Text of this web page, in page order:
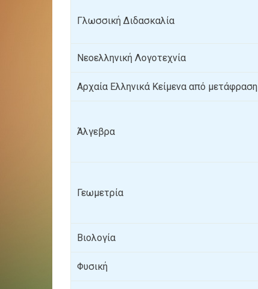
Γλωσσική Διδασκαλία
Νεοελληνική Λογοτεχνία
Αρχαία Ελληνικά Κείμενα από μετάφραση
Άλγεβρα
Γεωμετρία
Βιολογία
Φυσική